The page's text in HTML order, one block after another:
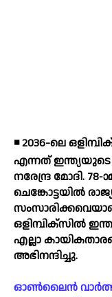
◾ 2036-ലെ
എന്നത് ഇന്ത്യയുടെ
നരേന്ദ്ര മോദി.
ചെങ്കോട്ടയില്‍
ഒളിമ്പിക്സില്‍
എല്ലാ
അഭിനന്ദിച്ചു.
ഓൺലൈൻ